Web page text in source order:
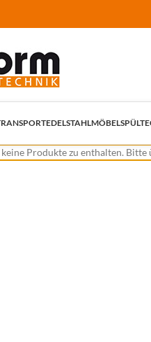
EDELSTAHLMÖBEL
Produkte zu enthalten.